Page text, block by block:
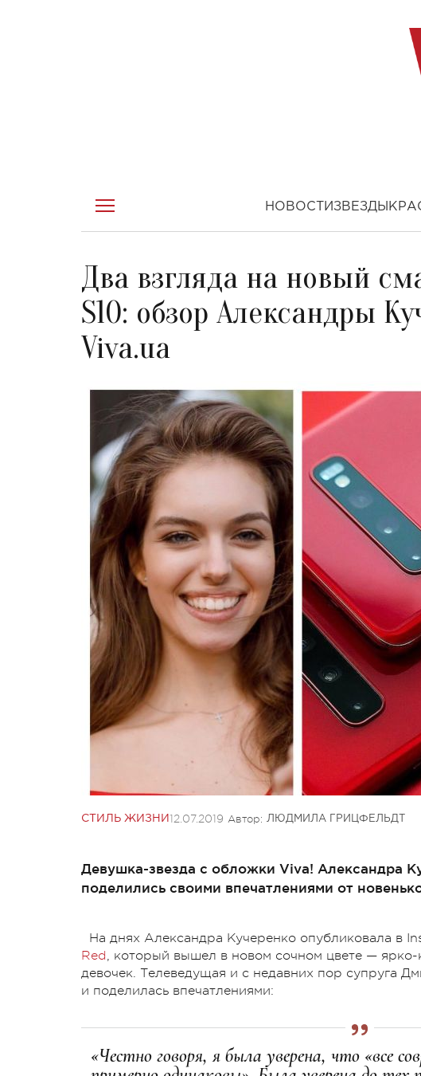
НОВОСТИ ЗВЕЗДЫ
Два взгляда на новый
S10: обзор Александры
Viva.ua
СТИЛЬ ЖИЗНИ 12.07.2019 Автор: ЛЮДМИЛА ГРИЦФЕЛЬДТ
Девушка-звезда с обложки Viva! Александра
поделились своими впечатлениями от
На днях Александра Кучеренко опубликовала в
Red, который вышел в новом сочном цвете —
девочек. Телеведущая и с недавних пор супруга
и поделилась впечатлениями:
«Честно говоря, я была уверена, что «все